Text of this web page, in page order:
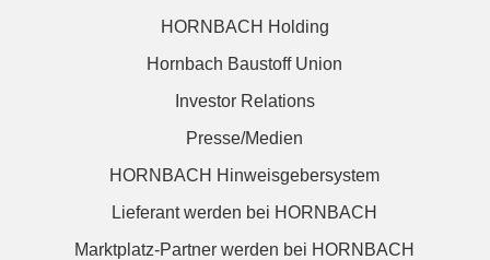
HORNBACH Holding
Hornbach Baustoff Union
Investor Relations
Presse/Medien
HORNBACH Hinweisgebersystem
Lieferant werden bei HORNBACH
Marktplatz-Partner werden bei HORNBACH